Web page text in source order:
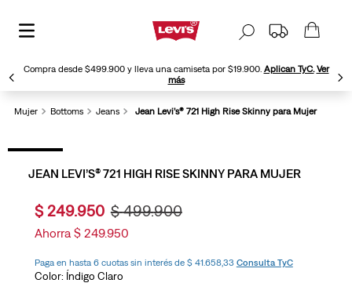
Compra desde $499.900 y lleva una camiseta por $19.900. Aplican TyC. Ver
más
Mujer Bottoms Jeans Jean Levi’s® 721 High Rise Skinny para Mujer
JEAN LEVI’S® 721 HIGH RISE SKINNY PARA MUJER
$ 249.950 $ 499.900
Ahorra $ 249.950
Paga en hasta 6 cuotas sin interés de $ 41.658,33 Consulta TyC
Color: Índigo Claro